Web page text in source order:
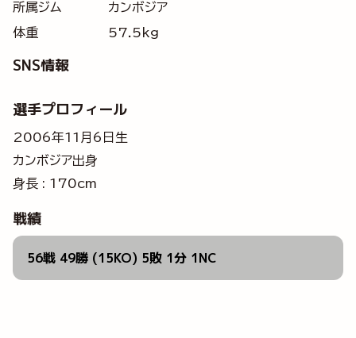
所属ジム
カンボジア
体重
57.5kg
SNS情報
選手プロフィール
2006年11月6日生
カンボジア出身
身長 : 170cm
戦績
56戦 49勝 (15KO) 5敗 1分 1NC